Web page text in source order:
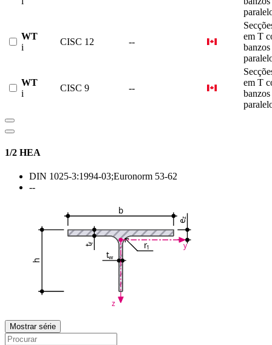
WT
i
CISC 12 --
em T
banzos
WT
i
CISC 9 --
em T
banzos
1/2 HEA
DIN 1025-3:1994-03;Euronorm 53-62
--
b
h
t
f
tw
e
z
r1 y
z
Mostrar série